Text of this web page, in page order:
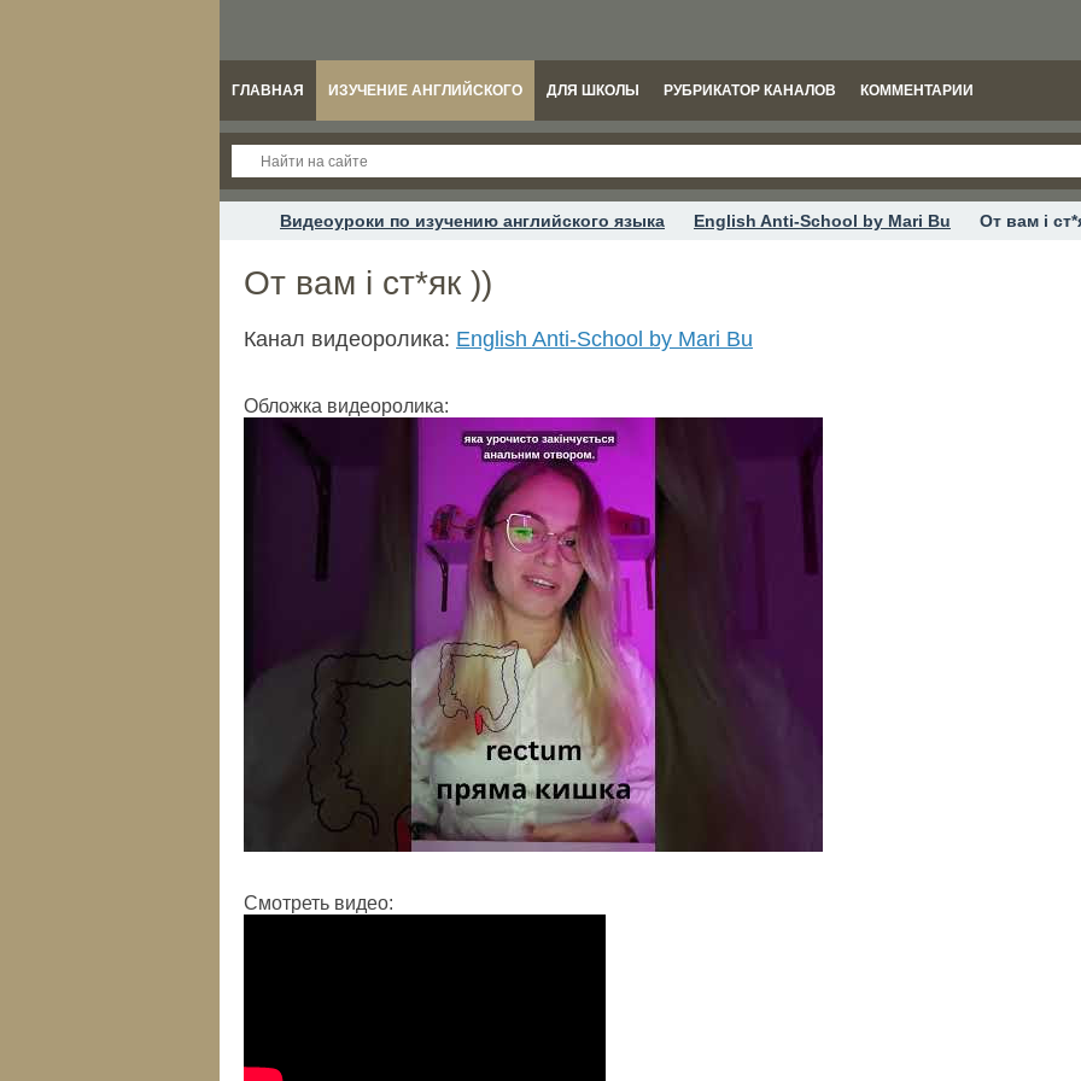
ГЛАВНАЯ ИЗУЧЕНИЕ АНГЛИЙСКОГО ДЛЯ ШКОЛЫ РУБРИКАТОР КАНАЛОВ КОММЕНТАРИИ
Видеоуроки по изучению английского языка English Anti-School by Mari Bu От вам і
От вам і ст*як ))
Канал видеоролика: English Anti-School by Mari Bu
Обложка видеоролика:
Смотреть видео: